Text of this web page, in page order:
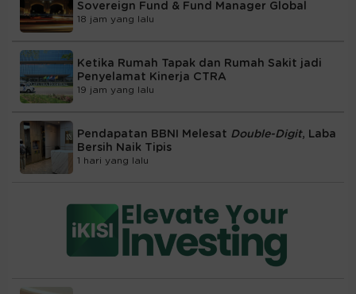
Sovereign Fund & Fund Manager Global
18 jam yang lalu
Ketika Rumah Tapak dan Rumah Sakit jadi
Penyelamat Kinerja CTRA
19 jam yang lalu
Pendapatan BBNI Melesat Double-Digit, Laba
Bersih Naik Tipis
1 hari yang lalu